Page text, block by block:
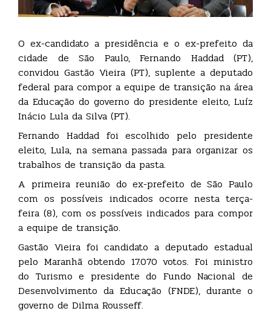
O ex-candidato a presidência e o ex-prefeito da
cidade de São Paulo, Fernando Haddad (PT),
convidou Gastão Vieira (PT), suplente a deputado
federal para compor a equipe de transição na área
da Educação do governo do presidente eleito, Luíz
Inácio Lula da Silva (PT).
Fernando Haddad foi escolhido pelo presidente
eleito, Lula, na semana passada para organizar os
trabalhos de transição da pasta.
A primeira reunião do ex-prefeito de São Paulo
com os possíveis indicados ocorre nesta terça-
feira (8), com os possíveis indicados para compor
a equipe de transição.
Gastão Vieira foi candidato a deputado estadual
pelo Maranhã obtendo 17.070 votos. Foi ministro
do Turismo e presidente do Fundo Nacional de
Desenvolvimento da Educação (FNDE), durante o
governo de Dilma Rousseff.